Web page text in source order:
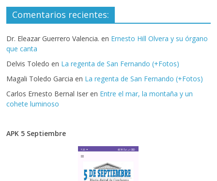
Comentarios recientes:
Dr. Eleazar Guerrero Valencia. en Ernesto Hill Olvera y su órgano
que canta
Delvis Toledo en La regenta de San Fernando (+Fotos)
Magali Toledo Garcia en La regenta de San Fernando (+Fotos)
Carlos Ernesto Bernal Iser en Entre el mar, la montaña y un
cohete luminoso
APK 5 Septiembre